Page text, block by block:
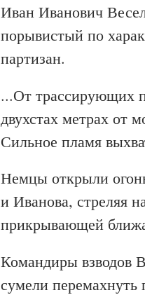
Иван Иванович
порывистый по
партизан.
...От трассирующих
двухстах метрах от
Сильное пламя
Немцы открыли
и Иванова, стреляя
прикры­вающей
Командиры взводов
сумели перемахнуть